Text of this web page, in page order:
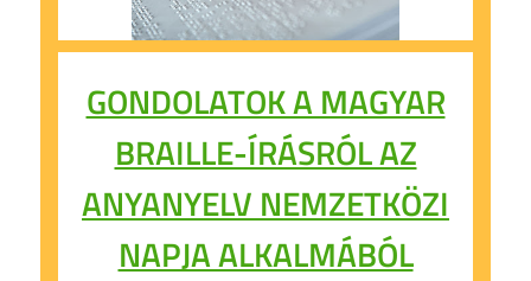
GONDOLATOK A MAGYAR
BRAILLE-ÍRÁSRÓL AZ
ANYANYELV NEMZETKÖZI
NAPJA ALKALMÁBÓL